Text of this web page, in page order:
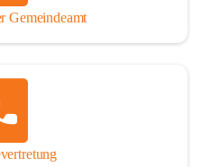
Gemeindeamt